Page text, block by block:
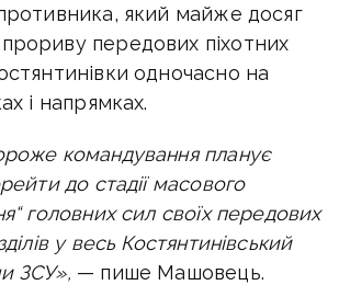
який майже досяг
передових піхотних
одночасно на
і напрямках.
командування планує
до стадії масового
головних сил своїх передових
у весь Костянтинівський
ЗСУ», — пише Машовець.